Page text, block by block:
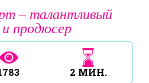
– талантливый
продюсер
2 МИН.